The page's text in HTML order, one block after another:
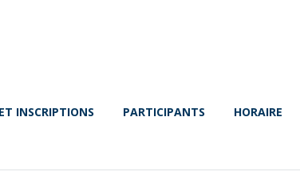
INSCRIPTIONS PARTICIPANTS HORAIRE